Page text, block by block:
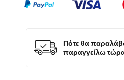
Πότε θα
παραγγείλω